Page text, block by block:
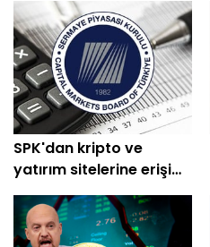
SPK'dan kripto ve
yatırım sitelerine erişim
engeli